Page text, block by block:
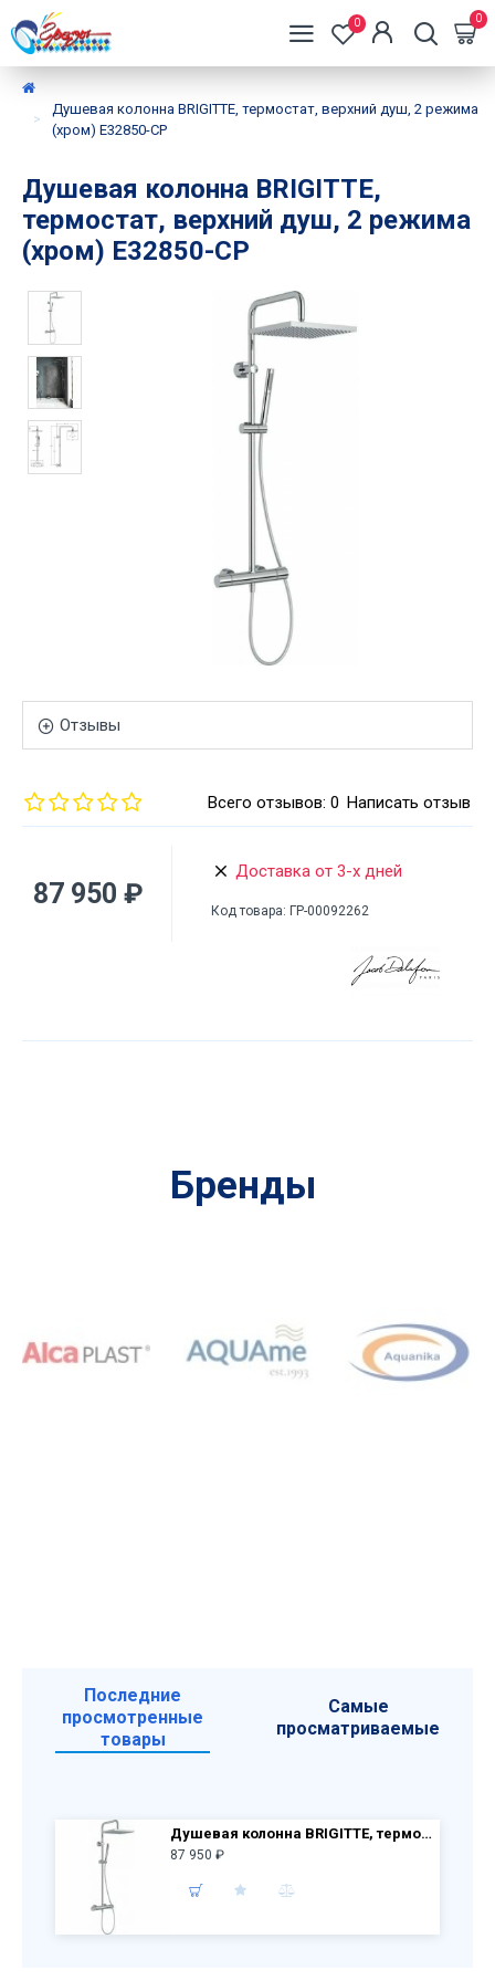
0 0
Душевая колонна BRIGITTE, термостат, верхний душ, 2 режима
(хром) E32850-CP
Душевая колонна BRIGITTE,
термостат, верхний душ, 2 режима
(хром) E32850-CP
Отзывы
Всего отзывов: 0 Написать отзыв
87 950 ₽
Доставка от 3-х дней
Код товара: ГР-00092262
Бренды
Последние
просмотренные
товары
Самые
просматриваемые
Душевая колонна BRIGITTE, термостат, верхний душ, 2 режима (хром) E32850-CP
87 950 ₽